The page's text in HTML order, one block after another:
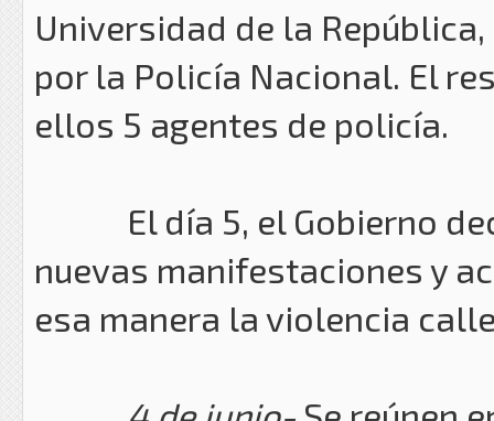
Universidad de la
por la Policía Nacional. El
ellos 5 agentes de policía.
El día 5, el Gobierno
nuevas manifestaciones y
esa manera la violencia